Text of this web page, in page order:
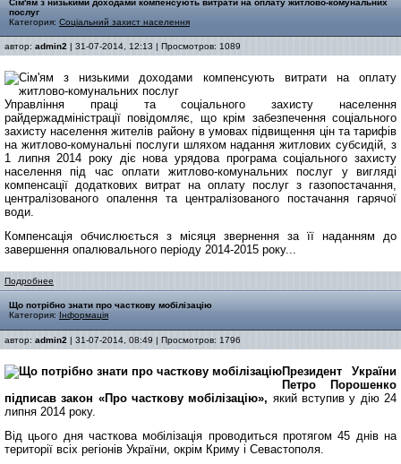
Cім'ям з низькими доходами компенсують витрати на оплату житлово-комунальних
послуг
Категория: Соціальний захист населення
автор: admin2 | 31-07-2014, 12:13 | Просмотров: 1089
Управління праці та соціального захисту населення
райдержадміністрації повідомляє, що крім забезпечення соціального
захисту населення жителів району в умовах підвищення цін та тарифів
на житлово-комунальні послуги шляхом надання житлових субсидій, з
1 липня 2014 року діє нова урядова програма соціального захисту
населення під час оплати житлово-комунальних послуг у вигляді
компенсації додаткових витрат на оплату послуг з газопостачання,
централізованого опалення та централізованого постачання гарячої
води.
Компенсація обчислюється з місяця звернення за її наданням до
завершення опалювального періоду 2014-2015 року...
Подробнее
Що потрібно знати про часткову мобілізацію
Категория: Інформація
автор: admin2 | 31-07-2014, 08:49 | Просмотров: 1796
Президент України
Петро Порошенко
підписав закон «Про часткову мобілізацію», який вступив у дію 24
липня 2014 року.
Від цього дня часткова мобілізація проводиться протягом 45 днів на
території всіх регіонів України, окрім Криму і Севастополя.